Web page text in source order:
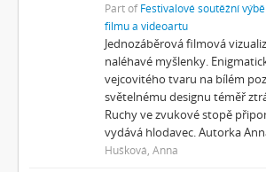
Part ofFestivalové soutěžní
filmu a videoartu
Jednozáběrová filmová
naléhavé myšlenky.
vejcovitého tvaru na bílém
světelnému designu téměř
Ruchy ve zvukové stopě
vydává hlodavec. Autorka
Hušková, Anna